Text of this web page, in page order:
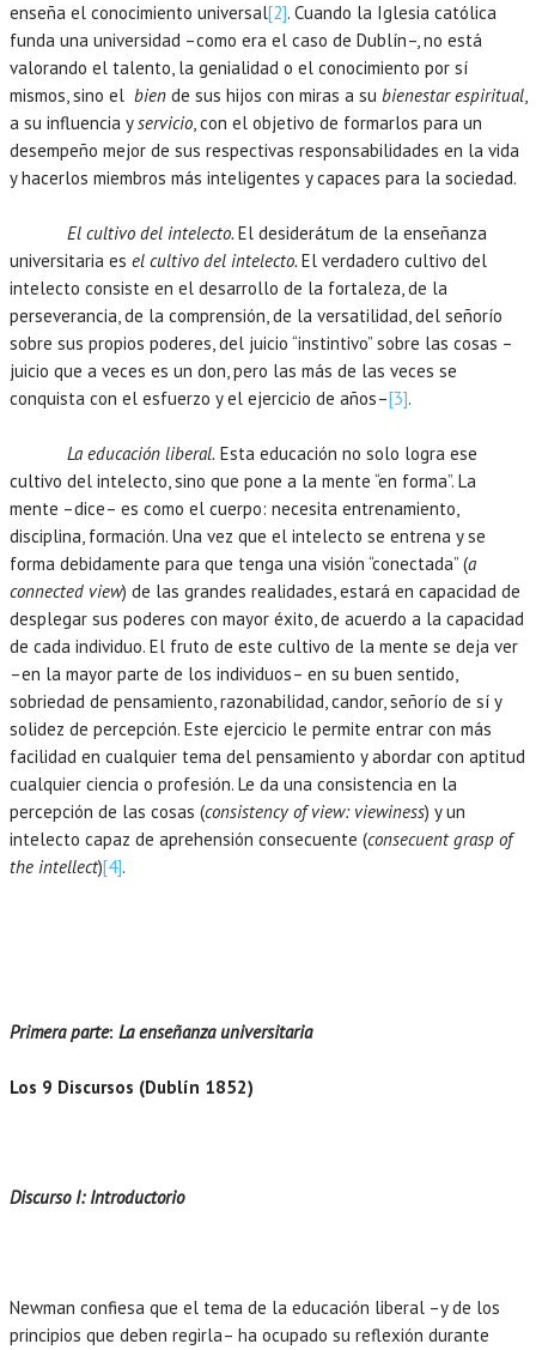
enseña el conocimiento universal[2]. Cuando la Iglesia católica
funda una universidad –como era el caso de Dublín–, no está
valorando el talento, la genialidad o el conocimiento por sí
mismos, sino el bien de sus hijos con miras a su bienestar espiritual,
a su influencia yservicio, con el objetivo de formarlos para un
desempeño mejor de sus respectivas responsabilidades en la vida
y hacerlos miembros más inteligentes y capaces para la sociedad.
El cultivo del intelecto.El desiderátum de la enseñanza
universitaria es el cultivo del intelecto.El verdadero cultivo del
intelecto consiste en el desarrollo de la fortaleza, de la
perseverancia, de la comprensión, de la versatilidad, del señorío
sobre sus propios poderes, del juicio “instintivo” sobre las cosas –
juicio que a veces es un don, pero las más de las veces se
conquista con el esfuerzo y el ejercicio de años–[3].
La educación liberal. Esta educación no solo logra ese
cultivo del intelecto, sino que pone a la mente “en forma”. La
mente –dice– es como el cuerpo: necesita entrenamiento,
disciplina, formación. Una vez que el intelecto se entrena y se
forma debidamente para que tenga una visión “conectada” (a
connected view) de las grandes realidades, estará en capacidad de
desplegar sus poderes con mayor éxito, de acuerdo a la capacidad
de cada individuo. El fruto de este cultivo de la mente se deja ver
–en la mayor parte de los individuos– en su buen sentido,
sobriedad de pensamiento, razonabilidad, candor, señorío de sí y
solidez de percepción. Este ejercicio le permite entrar con más
facilidad en cualquier tema del pensamiento y abordar con aptitud
cualquier ciencia o profesión. Le da una consistencia en la
percepción de las cosas (consistency of view: viewiness) y un
intelecto capaz de aprehensión consecuente (consecuent grasp of
the intellect)[4].
Primera parte: La enseñanza universitaria
Los 9 Discursos (Dublín 1852)
Discurso I: Introductorio
Newman confiesa que el tema de la educación liberal –y de los
principios que deben regirla– ha ocupado su reflexión durante